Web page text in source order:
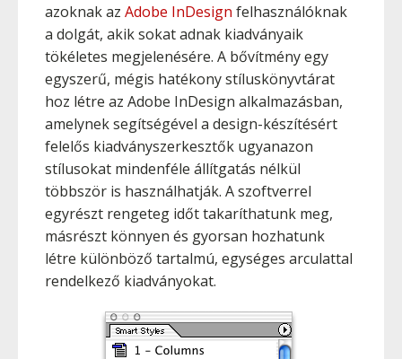
azoknak az Adobe InDesign felhasználóknak
a dolgát, akik sokat adnak kiadványaik
tökéletes megjelenésére. A bővítmény egy
egyszerű, mégis hatékony stíluskönyvtárat
hoz létre az Adobe InDesign alkalmazásban,
amelynek segítségével a design-készítésért
felelős kiadványszerkesztők ugyanazon
stílusokat mindenféle állítgatás nélkül
többször is használhatják. A szoftverrel
egyrészt rengeteg időt takaríthatunk meg,
másrészt könnyen és gyorsan hozhatunk
létre különböző tartalmú, egységes arculattal
rendelkező kiadványokat.